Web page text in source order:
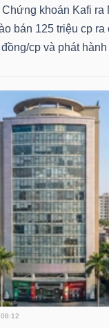
khoán Kafi ra
bán 125 triệu cp ra
cp và phát hành